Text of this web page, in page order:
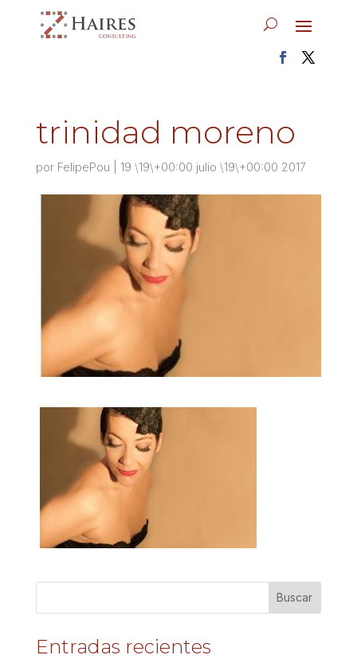
trinidad moreno
por FelipePou 19 \19\+00:00 julio \19\+00:00 2017
Entradas recientes